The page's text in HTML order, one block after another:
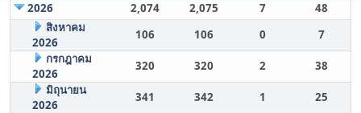
2026
2,074 2,075 7
48
สิงหาคม
2026
106 106 0
7
กรกฎาคม
2026
320 320 2
38
มิถุนายน
2026
341 342 1 25